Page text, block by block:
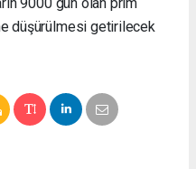
düşürülmesi getirilecek